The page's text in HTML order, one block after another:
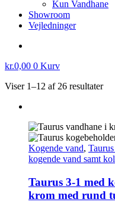
Kun Vandhane
Showroom
Vejledninger
kr.0,00 0 Kurv
Viser 1–12 af 26 resultater
Kogende vand, Taurus
kogende vand samt
Taurus 3-1 med
krom med rund